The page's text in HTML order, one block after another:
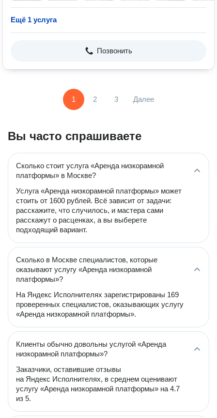
Ещё 1 услуга
Позвонить
1 2 3 Далее
Вы часто спрашиваете
Сколько стоит услуга «Аренда низкорамной
платформы» в Москве?
Услуга «Аренда низкорамной платформы» может
стоить от 1600 рублей. Всё зависит от задачи:
расскажите, что случилось, и мастера сами
расскажут о расценках, а вы выберете
подходящий вариант.
Сколько в Москве специалистов, которые
оказывают услугу «Аренда низкорамной
платформы»?
На Яндекс Исполнителях зарегистрированы 169
проверенных специалистов, оказывающих услугу
«Аренда низкорамной платформы».
Клиенты обычно довольны услугой «Аренда
низкорамной платформы»?
Заказчики, оставившие отзывы
на Яндекс Исполнителях, в среднем оценивают
услугу «Аренда низкорамной платформы» на 4.7
из 5.